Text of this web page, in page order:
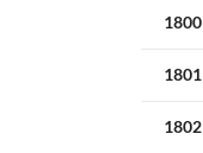
1800
1801
1802